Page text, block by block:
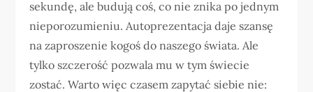
sekundę, ale budują coś, co nie znika po jednym
nieporozumieniu. Autoprezentacja daje szansę
na zaproszenie kogoś do naszego świata. Ale
tylko szczerość pozwala mu w tym świecie
zostać. Warto więc czasem zapytać siebie nie: